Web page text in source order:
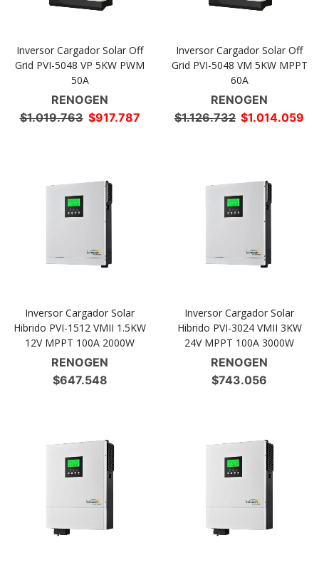
Inversor Cargador Solar Off
Grid PVI-5048 VP 5KW PWM
50A
RENOGEN
$1.019.763 El
$1.019.763.
$917.787El
Inversor Cargador Solar Off
Grid PVI-5048 VM 5KW MPPT
60A
RENOGEN
$1.126.732 El
$1.126.732.
$1.014.059
Inversor Cargador Solar
Hibrido PVI-1512 VMII 1.5KW
12V MPPT 100A 2000W
RENOGEN
$647.548
Inversor Cargador Solar
Hibrido PVI-3024 VMII 3KW
24V MPPT 100A 3000W
RENOGEN
$743.056